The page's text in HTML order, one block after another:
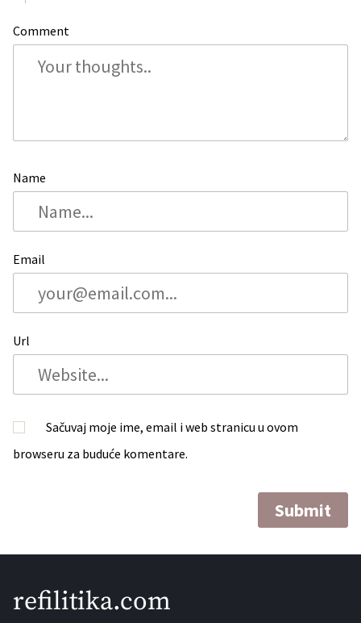
Comment
Name
Email
Url
Sačuvaj moje ime, email i web stranicu u ovom
browseru za buduće komentare.
refilitika.com